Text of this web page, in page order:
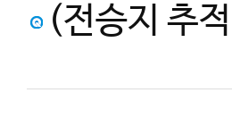
(전승지 추적(영상